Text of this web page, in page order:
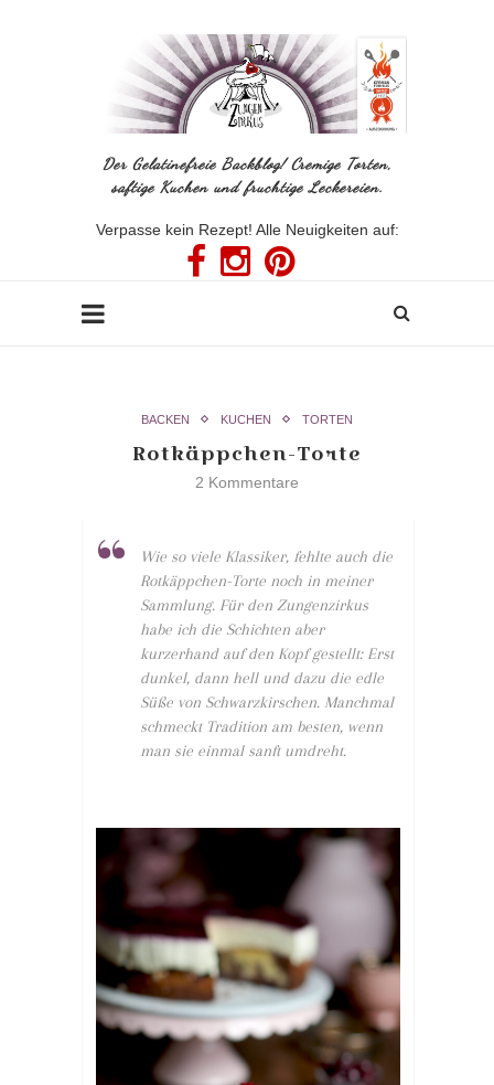
Der Gelatinefreie Backblog! Cremige Torten,
saftige Kuchen und fruchtige Leckereien.
Verpasse kein Rezept! Alle Neuigkeiten auf:
BACKEN KUCHEN TORTEN
Rotkäppchen-Torte
2 Kommentare
Wie so viele Klassiker, fehlte auch die
Rotkäppchen-Torte noch in meiner
Sammlung. Für den Zungenzirkus
habe ich die Schichten aber
kurzerhand auf den Kopf gestellt: Erst
dunkel, dann hell und dazu die edle
Süße von Schwarzkirschen. Manchmal
schmeckt Tradition am besten, wenn
man sie einmal sanft umdreht.